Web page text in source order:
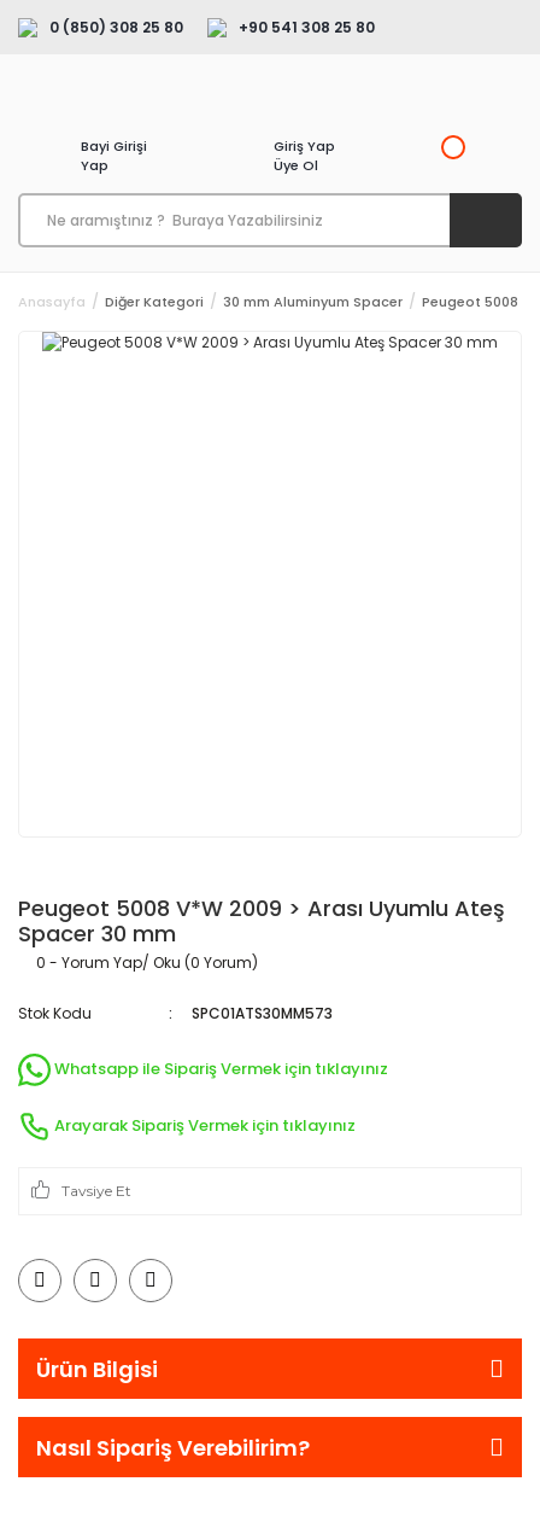
0 (850) 308 25 80 +90 541 308 25 80
Bayi Girişi
Yap
Giriş Yap
Üye Ol
Anasayfa Diğer Kategori 30 mm Aluminyum Spacer Peugeot 5008
Peugeot 5008 V*W 2009 > Arası Uyumlu Ateş
Spacer 30 mm
0 - Yorum Yap/ Oku (0 Yorum)
Stok Kodu SPC01ATS30MM573
Whatsapp ile Sipariş Vermek için tıklayınız
Arayarak Sipariş Vermek için tıklayınız
Tavsiye Et
Ürün Bilgisi
Nasıl Sipariş Verebilirim?